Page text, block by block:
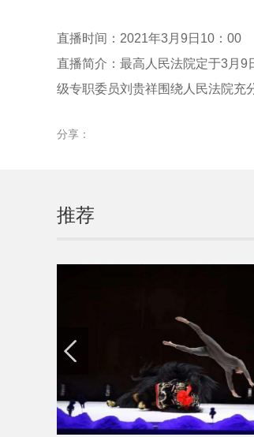
直播时间：2021年3月9日10：00
直播简介：最高人民法院定于3月
分享：
推荐